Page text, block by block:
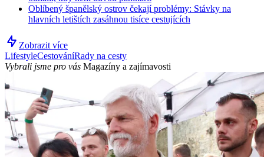
Oblíbený španělský ostrov čekají problémy: Stávky na
hlavních letištích zasáhnou tisíce cestujících
Zobrazit více
LifestyleCestováníRady na cesty
Vybrali jsme pro vás Magazíny a zajímavosti